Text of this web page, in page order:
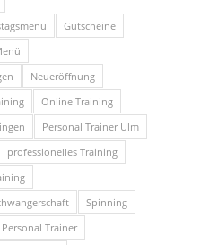
Gutscheine
Neueröffnung
Online Training
Personal Trainer Ulm
professionelles Training
Spinning
Trainer